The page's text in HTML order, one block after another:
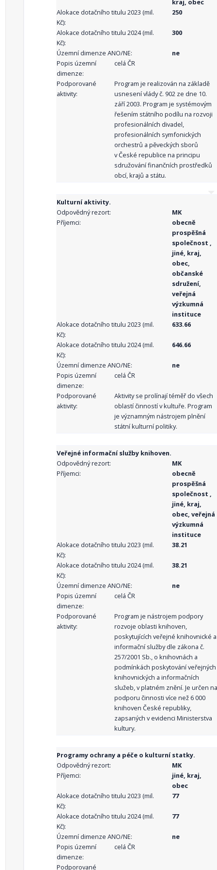
kraj, obec
Alokace dotačního titulu 2023 (mil.
Kč):
250
Alokace dotačního titulu 2024 (mil.
Kč):
300
Územní dimenze ANO/NE:
ne
Popis územní
dimenze:
celá ČR
Podporované
aktivity:
Program je realizován na základě
usnesení vlády č. 902 ze dne 10.
září 2003. Program je systémovým
řešením státního podílu na rozvoji
profesionálních divadel,
profesionálních symfonických
orchestrů a pěveckých sborů
v České republice na principu
sdružování finančních prostředků
obcí, krajů a státu.
Kulturní aktivity.
Odpovědný rezort:
MK
Příjemci:
obecně
prospěšná
společnost ,
jiné, kraj,
obec,
občanské
sdružení,
veřejná
výzkumná
instituce
Alokace dotačního titulu 2023 (mil.
Kč):
633.66
Alokace dotačního titulu 2024 (mil.
Kč):
646.66
Územní dimenze ANO/NE:
ne
Popis územní
dimenze:
celá ČR
Podporované
aktivity:
Aktivity se prolínají téměř do všech
oblastí činností v kultuře. Program
je významným nástrojem plnění
státní kulturní politiky.
Veřejné informační služby knihoven.
Odpovědný rezort:
MK
Příjemci:
obecně
prospěšná
společnost ,
jiné, kraj,
obec, veřejná
výzkumná
instituce
Alokace dotačního titulu 2023 (mil.
Kč):
38.21
Alokace dotačního titulu 2024 (mil.
Kč):
38.21
Územní dimenze ANO/NE:
ne
Popis územní
dimenze:
celá ČR
Podporované
aktivity:
Program je nástrojem podpory
rozvoje oblasti knihoven,
poskytujících veřejné knihovnické a
informační služby dle zákona č.
257/2001 Sb., o knihovnách a
podmínkách poskytování veřejných
knihovnických a informačních
služeb, v platném znění. Je určen na
podporu činnosti více než 6 000
knihoven České republiky,
zapsaných v evidenci Ministerstva
kultury.
Programy ochrany a péče o kulturní statky.
Odpovědný rezort:
MK
Příjemci:
jiné, kraj,
obec
Alokace dotačního titulu 2023 (mil.
Kč):
77
Alokace dotačního titulu 2024 (mil.
Kč):
77
Územní dimenze ANO/NE:
ne
Popis územní
dimenze:
celá ČR
Podporované